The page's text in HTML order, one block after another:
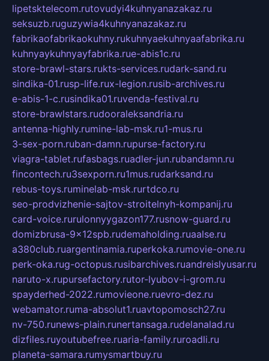
lipetsktelecom.rutovudyi4kuhnyanazakaz.ru
seksuzb.ruguzywia4kuhnyanazakaz.ru
fabrikaofabrikaokuhny.rukuhnyaekuhnyaafabrika.ru
kuhnyaykuhnyayfabrika.rue-abis1c.ru
store-brawl-stars.rukts-services.rudark-sand.ru
sindika-01.rusp-life.rux-legion.rusib-archives.ru
e-abis-1-c.rusindika01.ruvenda-festival.ru
store-brawlstars.rudooraleksandria.ru
antenna-highly.rumine-lab-msk.ru1-mus.ru
3-sex-porn.ruban-damn.rupurse-factory.ru
viagra-tablet.rufasbags.ruadler-jun.rubandamn.ru
fincontech.ru3sexporn.ru1mus.rudarksand.ru
rebus-toys.ruminelab-msk.rurtdco.ru
seo-prodvizhenie-sajtov-stroitelnyh-kompanij.ru
card-voice.rurulonnyygazon177.rusnow-guard.ru
domizbrusa-9x12spb.rudemaholding.ruaalse.ru
a380club.ruargentinamia.ruperkoka.rumovie-one.ru
perk-oka.rug-octopus.rusibarchives.ruandreislyusar.ru
naruto-x.rupursefactory.rutor-lyubov-i-grom.ru
spayderhed-2022.rumovieone.ruevro-dez.ru
webamator.ruma-absolut1.ruavtopomosch27.ru
nv-750.runews-plain.runertansaga.rudelanalad.ru
dizfiles.ruyoutubefree.ruaria-family.ruroadli.ru
planeta-samara.rumysmartbuy.ru